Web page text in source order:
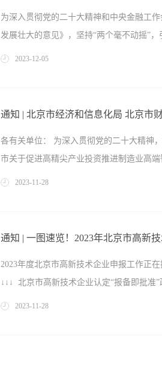
材料应署真实姓名并提供有效联系方式。
的第三批高新技术企业备案公示名单全国高
为深入贯彻党的二十大精神和中央金融工
发展壮大的意见》，坚持“两个毫不动摇”
仁”理念，持续加强民营企业金融服务，
局、国家发展改革委、工业和信息化部、
《通知》明确金融服务民营企业目标和重
营企业相关业务在绩效考核中的权重等，
比。结构上，加大对科技创新、“专精特新
动做好民营企业资金接续服务，不盲目停
模。鼓励和引导机构投资者积极科学配置
业上市融资和并购重组，发挥区域性股权
2023-12-05
各有关单位： 为深入贯彻党的二十大精神
市关于促进高精尖产业投资推进制造业高
惠性产业资金支持力度，支持一揽子政策
方向1 机器人未定型创新产品首试首用奖
—2025年）》发展方向的机器人产品在京
元，单个企业年度奖励不超过200万元，创
2023-11-28
通知 | 一图速览！2023年北京市高新
2023年度北京市高新技术企业申报工作正
↓↓↓ 北京市高新技术企业认定“报备即批准
2023-11-28